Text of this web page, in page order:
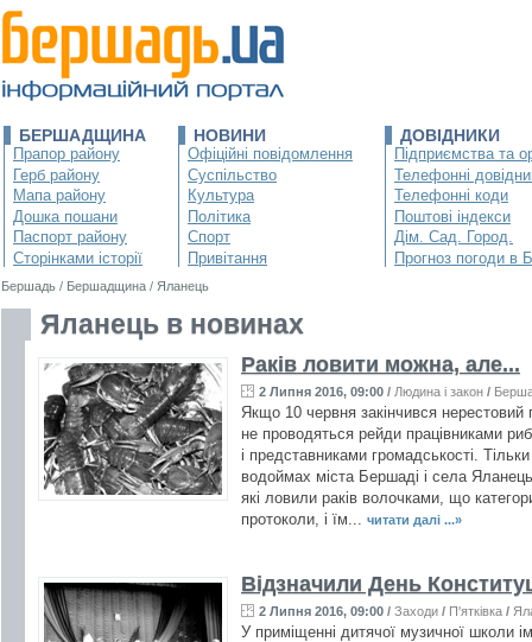
БЕРШАДЩИНА
Прапор району
Герб району
Мапа району
Дошка пошани
Паспорт району
Сторінками історії
НОВИНИ
Офіційні повідомлення
Суспільство
Культура
Політика
Спорт
Привітання
ДОВІДНИКИ
Підприємства та
Телефонні
Телефонні коди
Поштові індекси
Дім. Сад. Город.
Прогноз погоди в
Бершадь / Бершадщина / Яланець
Яланець в новинах
Раків ловити можна, але...
2 Липня 2016, 09:00 / Людина і закон /
Якщо 10 червня закінчився
не проводяться рейди працівниками
і представниками громадськості.
водоймах міста Бершаді і села
які ловили раків волочками, що
протоколи, і їм... читати далі ...»
Відзначили День
2 Липня 2016, 09:00 / Заходи / П'ятківка /
У приміщенні дитячої музичної школи